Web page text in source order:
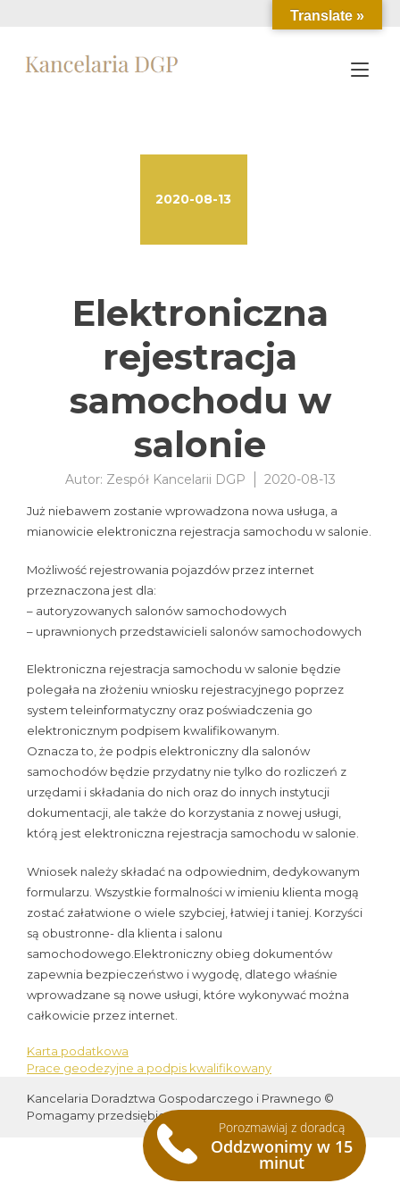
2020-08-13
Elektroniczna
rejestracja
samochodu w
salonie
Autor: Zespół Kancelarii DGP 2020-08-13
Już niebawem zostanie wprowadzona nowa usługa, a
mianowicie elektroniczna rejestracja samochodu w salonie.
Możliwość rejestrowania pojazdów przez internet
przeznaczona jest dla:
– autoryzowanych salonów samochodowych
– uprawnionych przedstawicieli salonów samochodowych
Elektroniczna rejestracja samochodu w salonie będzie
polegała na złożeniu wniosku rejestracyjnego poprzez
system teleinformatyczny oraz poświadczenia go
elektronicznym podpisem kwalifikowanym.
Oznacza to, że podpis elektroniczny dla salonów
samochodów będzie przydatny nie tylko do rozliczeń z
urzędami i składania do nich oraz do innych instytucji
dokumentacji, ale także do korzystania z nowej usługi,
którą jest elektroniczna rejestracja samochodu w salonie.
Wniosek należy składać na odpowiednim, dedykowanym
formularzu. Wszystkie formalności w imieniu klienta mogą
zostać załatwione o wiele szybciej, łatwiej i taniej. Korzyści
są obustronne- dla klienta i salonu
samochodowego.Elektroniczny obieg dokumentów
zapewnia bezpieczeństwo i wygodę, dlatego właśnie
wprowadzane są nowe usługi, które wykonywać można
całkowicie przez internet.
Nawigacja
wpisu
Karta podatkowa
Prace geodezyjne a podpis kwalifikowany
Kancelaria Doradztwa Gospodarczego i Prawnego ©
Pomagamy przedsiębiorcom od 2013 roku
Porozmawiaj z doradcą
Oddzwonimy w 15
minut
Translate »